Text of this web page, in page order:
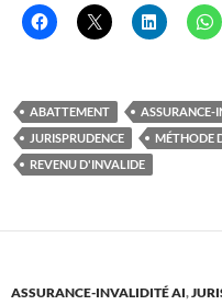
ABATTEMENT ASSURANCE-
JURISPRUDENCE
MÉTHODE
REVENU D'INVALIDE
ASSURANCE-INVALIDITÉ AI,